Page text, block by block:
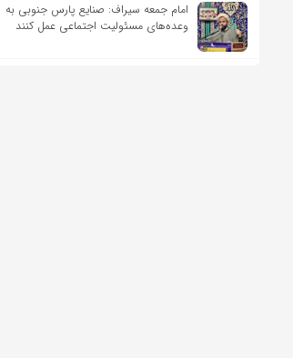
امام جمعه سیراف: صنایع پارس جنوبی به
وعده‌های مسئولیت اجتماعی عمل کنند